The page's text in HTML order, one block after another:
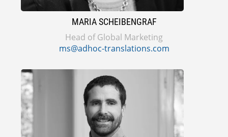
MARIA SCHEIBENGRAF
Head of Global Marketing
ms@adhoc-translations.com